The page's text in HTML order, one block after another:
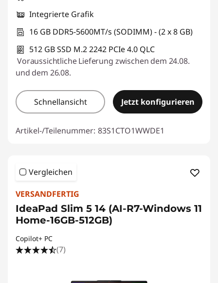
Integrierte Grafik
16 GB DDR5-5600MT/s (SODIMM) - (2 x 8 GB)
512 GB SSD M.2 2242 PCIe 4.0 QLC
Voraussichtliche Lieferung zwischen dem 24.08.
und dem 26.08.
Schnellansicht Jetzt konfigurieren
Artikel-/Teilenummer: 83S1CTO1WWDE1
Vergleichen
VERSANDFERTIG
IdeaPad Slim 5 14 (AI-R7-Windows 11
Home-16GB-512GB)
Copilot+ PC
(7)